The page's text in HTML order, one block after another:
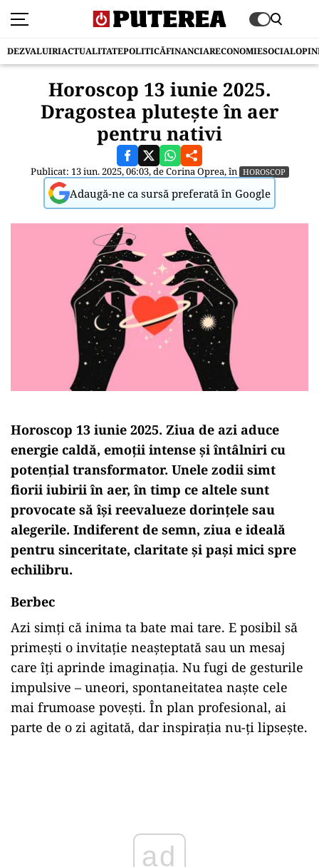
DEZVALUIRIACTUALITATEPOLITICĂFINANCIARECONOMIESOCIAL
Horoscop 13 iunie 2025.
Dragostea pluteşte în aer
pentru nativi
Publicat: 13 iun. 2025, 06:03, deCorina Oprea, în HOROSCOP
Adaugă-ne ca sursă preferată în Google
Horoscop 13 iunie 2025. Ziua de azi aduce
energie caldă, emoții intense și întâlniri cu
potențial transformator. Unele zodii simt
fiorii iubirii în aer, în timp ce altele sunt
provocate să își reevalueze dorințele sau
alegerile. Indiferent de semn, ziua e ideală
pentru sinceritate, claritate și pași mici spre
echilibru.
Berbec
Azi simți că inima ta bate mai tare. E posibil să
primești o invitație neașteptată sau un mesaj
care îți aprinde imaginația. Nu fugi de gesturile
impulsive – uneori, spontaneitatea naște cele
mai frumoase povești. În plan profesional, ai
parte de o zi agitată, dar inspirația nu-ți lipsește.